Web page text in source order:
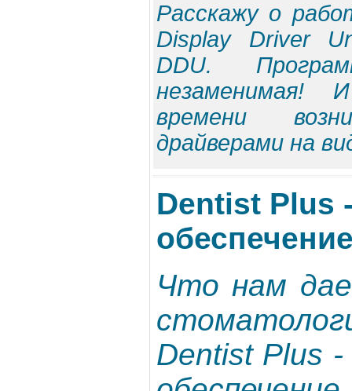
Расскажу о
Display Driver
DDU.
времени
драйверами на
Dentist Plus
Что нам
Dentist Plus